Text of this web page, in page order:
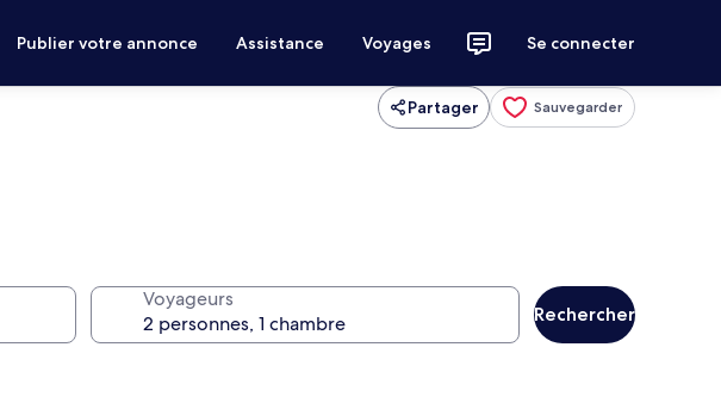
Publier votre annonce Assistance Voyages Se connecter
Partager Sauvegarder
Voyageurs
Rechercher